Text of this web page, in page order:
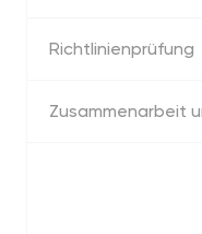
Richtlinienprüfung